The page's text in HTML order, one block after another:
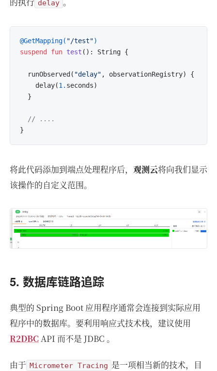
delay
@GetMapping( "/test")
suspend
fun test () : String {
  runObserved(
"delay" , observationRegistry) {
    delay(
1. seconds)
  }
// ....
将此代码添加到端点处理程序后， 观测云将向我们显示
该操作的自定义范围。
5. 数据库链路追踪
典型的 Spring Boot 应用程序通常会连接到实际应用
程序中的数据库。要利用响应式技术栈，建议使用
R2DBCAPI 而不是 JDBC 。
由于 Micrometer Tracing 是一项相当新的技术，目